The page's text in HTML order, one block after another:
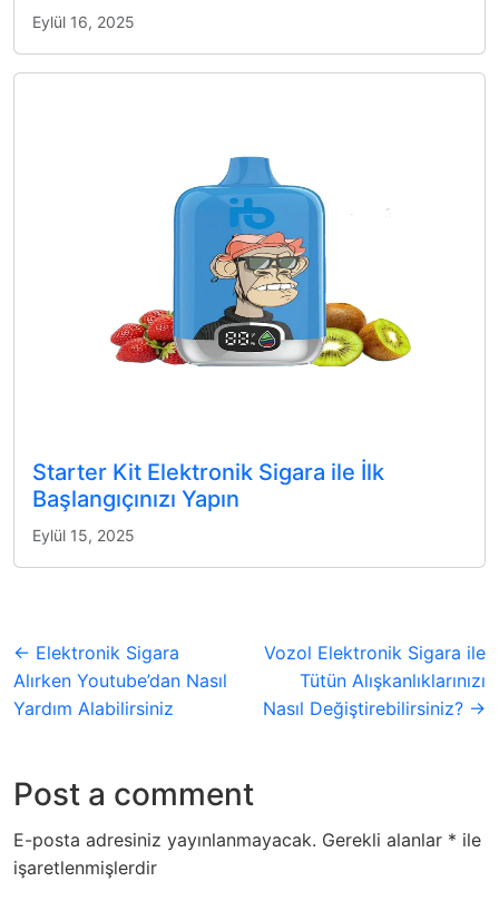
Eylül 16, 2025
Starter Kit Elektronik Sigara ile İlk
Başlangıçınızı Yapın
Eylül 15, 2025
← Elektronik Sigara
Alırken Youtube’dan Nasıl
Yardım Alabilirsiniz
Vozol Elektronik Sigara ile
Tütün Alışkanlıklarınızı
Nasıl Değiştirebilirsiniz? →
Post a comment
E-posta adresiniz yayınlanmayacak. Gerekli alanlar * ile
işaretlenmişlerdir